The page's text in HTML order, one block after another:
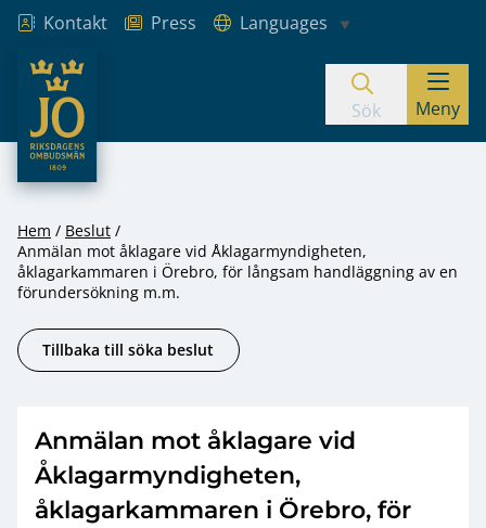
Hoppa till innehåll
Kontakt Press
Languages
JO – Riksdagens Ombudsmän
Sök Meny
Hem
Beslut
Anmälan mot åklagare vid Åklagarmyndigheten,
åklagarkammaren i Örebro, för långsam handläggning av en
förundersökning m.m.
Tillbaka till söka beslut
Anmälan mot åklagare vid
Åklagarmyndigheten,
åklagarkammaren i Örebro, för